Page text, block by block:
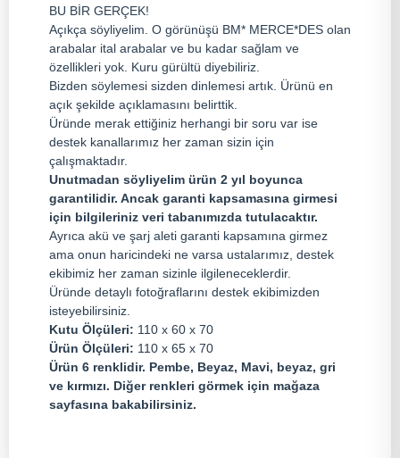
BU BİR GERÇEK!
Açıkça söyliyelim. O görünüşü BM* MERCE*DES olan
arabalar ital arabalar ve bu kadar sağlam ve
özellikleri yok. Kuru gürültü diyebiliriz.
Bizden söylemesi sizden dinlemesi artık. Ürünü en
açık şekilde açıklamasını belirttik.
Üründe merak ettiğiniz herhangi bir soru var ise
destek kanallarımız her zaman sizin için
çalışmaktadır.
Unutmadan söyliyelim ürün 2 yıl boyunca
garantilidir. Ancak garanti kapsamasına girmesi
için bilgileriniz veri tabanımızda tutulacaktır.
Ayrıca akü ve şarj aleti garanti kapsamına girmez
ama onun haricindeki ne varsa ustalarımız, destek
ekibimiz her zaman sizinle ilgileneceklerdir.
Üründe detaylı fotoğraflarını destek ekibimizden
isteyebilirsiniz.
Kutu Ölçüleri: 110 x 60 x 70
Ürün Ölçüleri: 110 x 65 x 70
Ürün 6 renklidir. Pembe, Beyaz, Mavi, beyaz, gri
ve kırmızı. Diğer renkleri görmek için mağaza
sayfasına bakabilirsiniz.